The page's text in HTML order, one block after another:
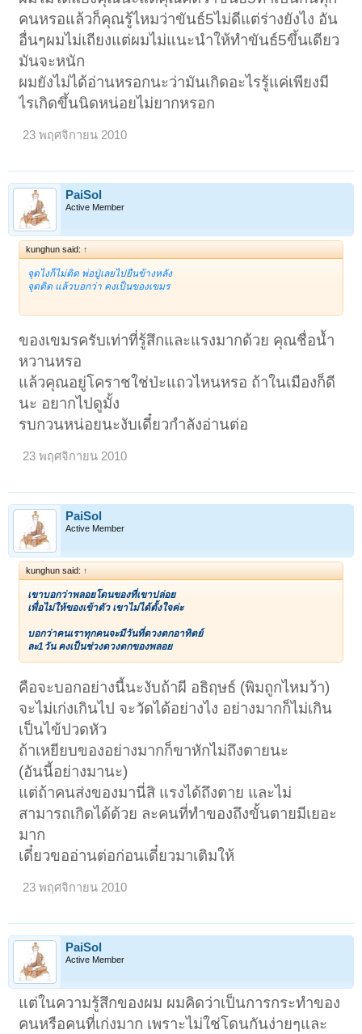
คนหรอแล้วก็คุณรู้ไหมว่าขันธ์5ไม่ดีแต่ร่างยังไง อัน
อื่นๆผมไม่เถียงแต่ผมไม่แนะนำให้ทำขันธ์5ขึ้นเดียว
มันจะหนัก
ผมยังไม่ได้อ่านหรอกนะว่ามันเกิดอะไรรู้แค่เพียงมี
ไรเกิดขึ้นนิดหน่อยไม่ยากหรอก
23 พฤศจิกายน 2010
PaiSol
Active Member
kunghun said: ↑
จุดไงก็ไม่ติด พ่อปู่เลยไปยืนข้างหลัง
จุดติด แล้วบอกว่า คงเป็นของเขมร
ของเขมรครับเท่าที่รู้สึกและแรงมากด้วย คุณชื่อน้ำ
หวานหรอ
แล้วคุณอยู่โคราชใช่ป่ะแถวไหนหรอ ถ้าในเมืองก็ดี
นะ อยากไปดูมั้ง
รบกวนหน่อยนะงับเดี๋ยวกำลังอ่านต่อ
23 พฤศจิกายน 2010
PaiSol
Active Member
kunghun said: ↑
เขาบอกว่าพลอยโดนของที่เขาปล่อย
เพื่อไม่ให้ของเข้าตัว เขาไม่ได้ตั้งใจค่ะ
บอกว่าคนเราทุกคนจะมีวันที่ดวงตกอาทิตย์
ละ1วัน คงเป็นช่วงดวงตกของพลอย
คือจะบอกอย่างนี้นะงับถ้าผี อธิฤษธ์ (พิมถูกไหมว้า)
จะไม่เก่งเกินไป จะวัดได้อย่างไง อย่างมากก็ไม่เกิน
เป็นไข้ปวดหัว
ถ้าเหยียบของอย่างมากก็ขาหักไม่ถึงตายนะ
(อันนี้อย่างมานะ)
แต่ถ้าคนส่งของมานี่สิ แรงได้ถึงตาย และไม่
สามารถเกิดได้ด้วย ละคนที่ทำของถึงขั้นตายมีเยอะ
มาก
เดี๋ยวขออ่านต่อก่อนเดี๋ยวมาเติมให้
23 พฤศจิกายน 2010
PaiSol
Active Member
แต่ในความรู้สึกของผม ผมคิดว่าเป็นการกระทำของ
คนหรือคนที่เก่งมาก เพราะไม่ใช่โดนกันง่ายๆและ